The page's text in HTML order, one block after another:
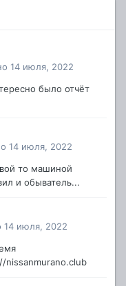
14 июля, 2022
было отчёт
14 июля, 2022
то машиной
и обыватель...
14 июля, 2022
nissanmurano.club